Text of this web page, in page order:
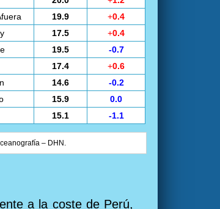
19.9 +0.4
17.5 +0.4
19.5
-0.7
17.4 +0.6
14.6
-0.2
15.9
0.0
15.1 -1.1
– DHN.
a la coste de Perú,